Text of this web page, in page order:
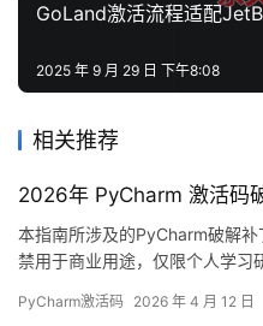
GoLand激活流程适配
2025 年 9 月 29 日 下午8:08
相关推荐
2026年 PyCharm 激活码
本指南所涉及的PyCharm破解
禁用于商业用途，仅限个人学习
PyCharm作为JetBrains公司出
PyCharm激活码 2026 年 4 月 12 日